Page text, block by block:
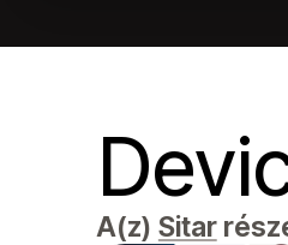
A(z) Sitar